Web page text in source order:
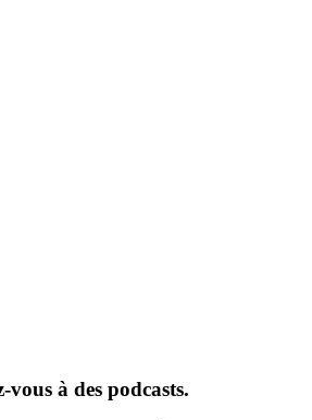
vous à des podcasts.